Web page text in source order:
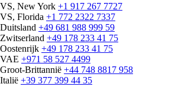
VS, New York +1 917 267 7727
VS, Florida +1 772 2322 7337
Duitsland +49 681 988 999 59
Zwitserland +49 178 233 41 75
Oostenrijk +49 178 233 41 75
VAE +971 58 527 4499
Groot-Brittannië +44 748 8817 958
Italië +39 377 399 44 35